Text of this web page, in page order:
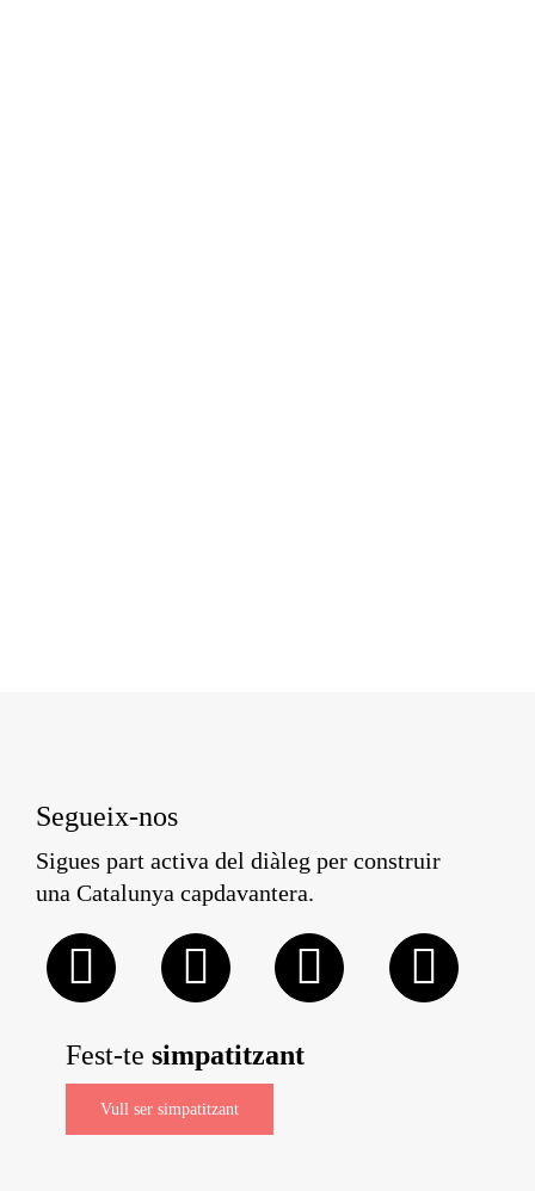
Segueix-nos
Sigues part activa del diàleg per construir
una Catalunya capdavantera.
Fest-te simpatitzant
Vull ser simpatitzant